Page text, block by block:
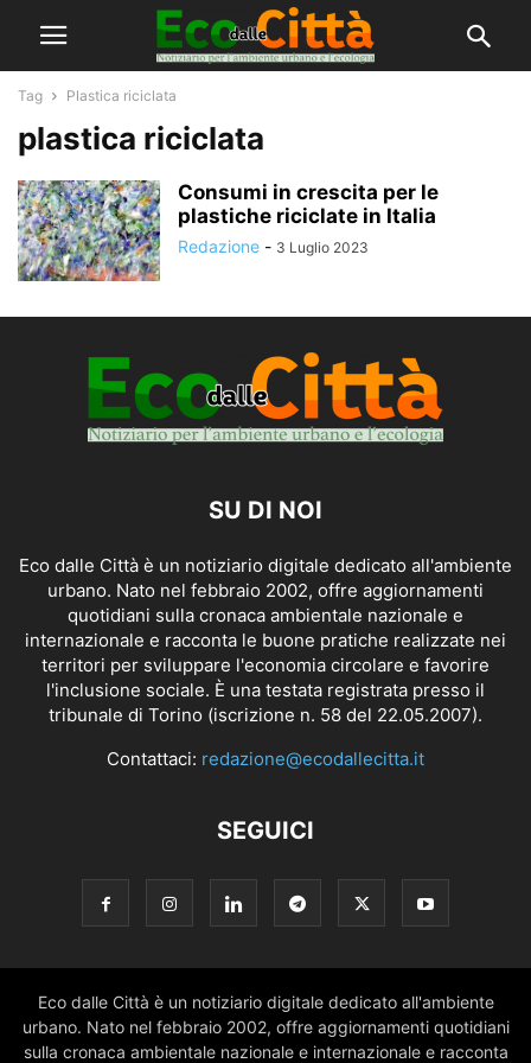
Tag Plastica riciclata
plastica riciclata
Consumi in crescita per le
plastiche riciclate in Italia
Redazione - 3 Luglio 2023
SU DI NOI
Eco dalle Città è un notiziario digitale dedicato all'ambiente
urbano. Nato nel febbraio 2002, offre aggiornamenti
quotidiani sulla cronaca ambientale nazionale e
internazionale e racconta le buone pratiche realizzate nei
territori per sviluppare l'economia circolare e favorire
l'inclusione sociale. È una testata registrata presso il
tribunale di Torino (iscrizione n. 58 del 22.05.2007).
Contattaci: redazione@ecodallecitta.it
SEGUICI
Eco dalle Città è un notiziario digitale dedicato all'ambiente
urbano. Nato nel febbraio 2002, offre aggiornamenti quotidiani
sulla cronaca ambientale nazionale e internazionale e racconta